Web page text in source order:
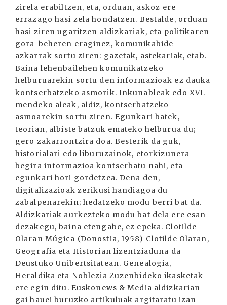
zirela erabiltzen, eta, orduan, askoz ere
errazago hasi zela hondatzen. Bestalde, orduan
hasi ziren ugaritzen aldizkariak, eta politikaren
gora-beheren eraginez, komunikabide
azkarrak sortu ziren: gazetak, astekariak, etab.
Baina lehenbailehen komunikatzeko
helburuarekin sortu den informazioak ez dauka
kontserbatzeko asmorik. Inkunableak edo XVI.
mendeko aleak, aldiz, kontserbatzeko
asmoarekin sortu ziren. Egunkari batek,
teorian, albiste batzuk emateko helburua du;
gero zakarrontzira doa. Besterik da guk,
historialari edo liburuzainok, etorkizunera
begira informazioa kontserbatu nahi, eta
egunkari hori gordetzea. Dena den,
digitalizazioak zerikusi handiagoa du
zabalpenarekin; hedatzeko modu berri bat da.
Aldizkariak aurkezteko modu bat dela ere esan
dezakegu, baina etengabe, ez epeka. Clotilde
Olaran Múgica (Donostia, 1958) Clotilde Olaran,
Geografia eta Historian lizentziaduna da
Deustuko Unibertsitatean. Genealogia,
Heraldika eta Noblezia Zuzenbideko ikasketak
ere egin ditu. Euskonews & Media aldizkarian
gai hauei buruzko artikuluak argitaratu izan